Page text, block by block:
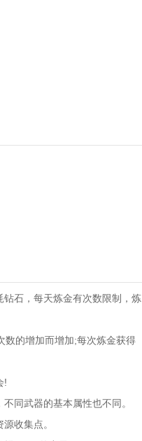
石，每天炼金有次数限制，炼
数的增加而增加;每次炼金获得
!
同武器的基本属性也不同。
收集点。